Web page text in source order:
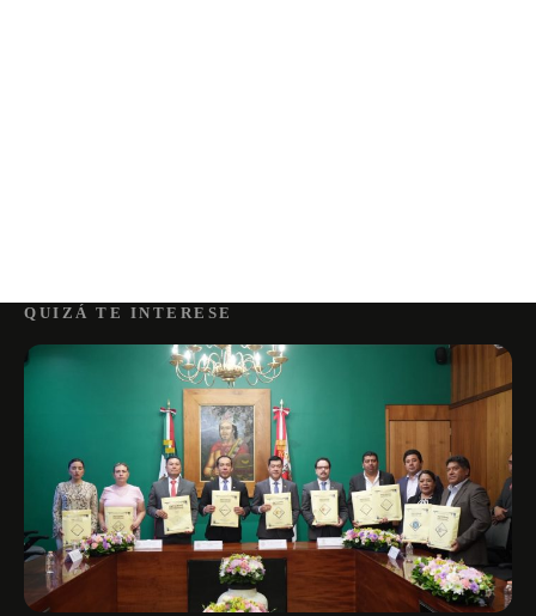
QUIZÁ TE INTERESE